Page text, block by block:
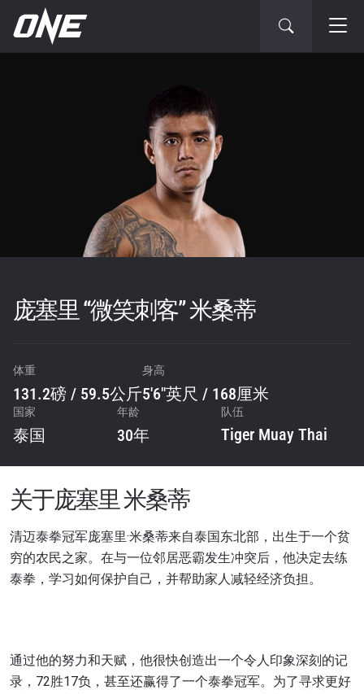
庞塞里 “微笑刺客” 米桑蒂
体重
131.2磅 / 59.5公斤
身高
5'6"英尺 / 168厘米
国家
泰国
年龄
30年
队伍
Tiger Muay Thai
关于庞塞里 米桑蒂
清迈泰拳冠军庞塞里·米桑蒂来自泰国东北部，出生于一个贫
穷的农民之家。在与一位邻居恶霸发生冲突后，他决定去练
泰拳，学习如何保护自己，并帮助家人减轻经济负担。
通过他的努力和天赋，他很快创造出一个令人印象深刻的记
录，72胜17负，甚至还赢得了一个泰拳冠军。为了寻求更好